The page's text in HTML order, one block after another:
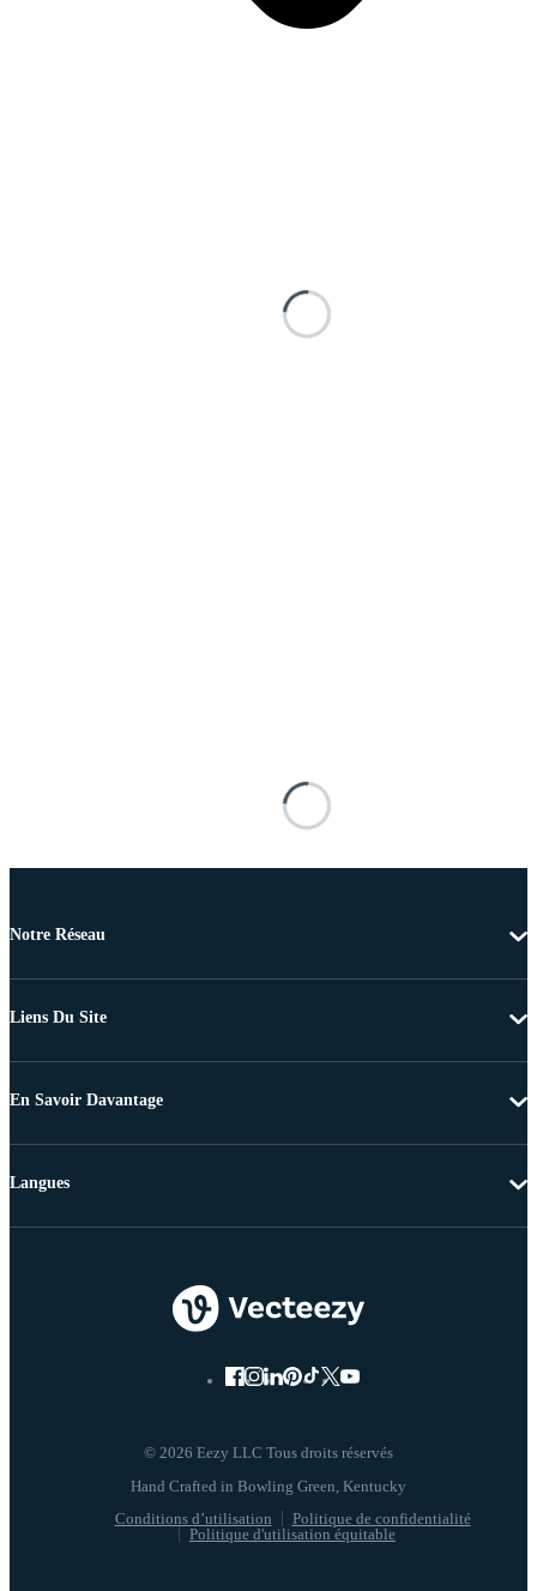
Notre Réseau
Liens Du Site
En Savoir Davantage
© 2026 Eezy LLC Tous droits réservés
Conditions d’utilisation
Politique de confidentialité
Politique d'utilisation équitable
Langues